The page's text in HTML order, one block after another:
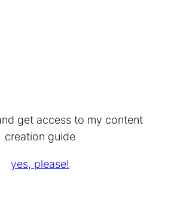
get access to my content
creation guide
yes, please!